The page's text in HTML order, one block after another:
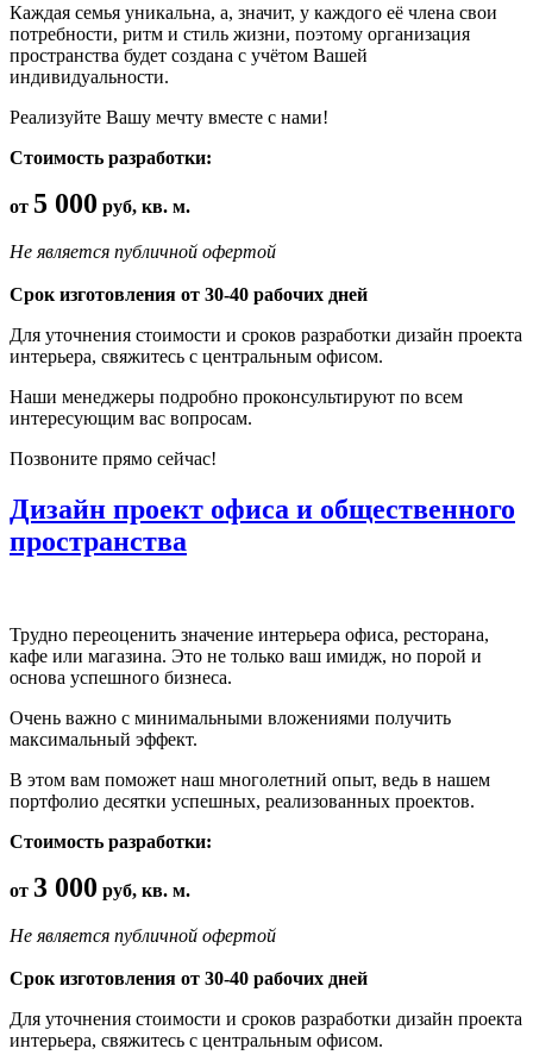
Каждая семья уникальна, а, значит, у каждого её члена свои
потребности, ритм и стиль жизни, поэтому организация
пространства будет создана с учётом Вашей
индивидуальности.
Реализуйте Вашу мечту вместе с нами!
Стоимость разработки:
от 5 000 руб, кв. м.
Не является публичной офертой
Срок изготовления от 30-40 рабочих дней
Для уточнения стоимости и сроков разработки дизайн проекта
интерьера, свяжитесь с центральным офисом.
Наши менеджеры подробно проконсультируют по всем
интересующим вас вопросам.
Позвоните прямо сейчас!
Дизайн проект офиса и общественного
пространства
Трудно переоценить значение интерьера офиса, ресторана,
кафе или магазина. Это не только ваш имидж, но порой и
основа успешного бизнеса.
Очень важно с минимальными вложениями получить
максимальный эффект.
В этом вам поможет наш многолетний опыт, ведь в нашем
портфолио десятки успешных, реализованных проектов.
Стоимость разработки:
от 3 000 руб, кв. м.
Не является публичной офертой
Срок изготовления от 30-40 рабочих дней
Для уточнения стоимости и сроков разработки дизайн проекта
интерьера, свяжитесь с центральным офисом.